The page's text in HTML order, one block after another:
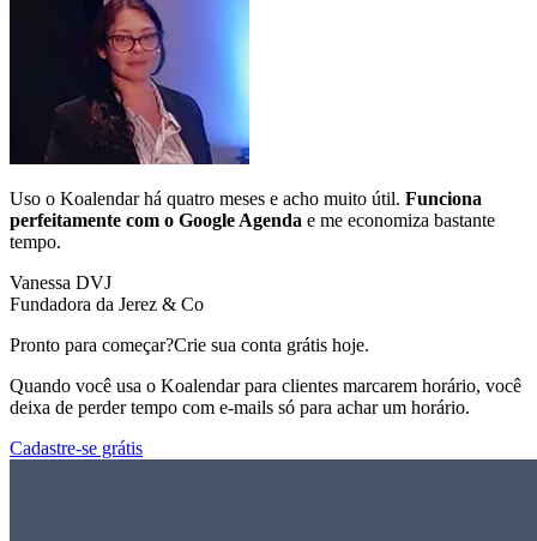
Uso o Koalendar há quatro meses e acho muito útil. Funciona
perfeitamente com o Google Agenda e me economiza bastante
tempo.
Vanessa DVJ
Fundadora da Jerez & Co
Pronto para começar?Crie sua conta grátis hoje.
Quando você usa o Koalendar para clientes marcarem horário, você
deixa de perder tempo com e-mails só para achar um horário.
Cadastre-se grátis